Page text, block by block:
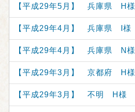
【平成29年5月】 兵庫県 H様
【平成29年4月】 兵庫県 I様
【平成29年4月】 兵庫県 N様
【平成29年3月】 京都府 H様
【平成29年3月】 不明 H様